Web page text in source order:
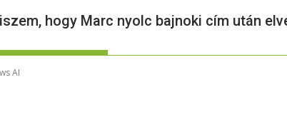
hogy Marc nyolc bajnoki cím után
AI